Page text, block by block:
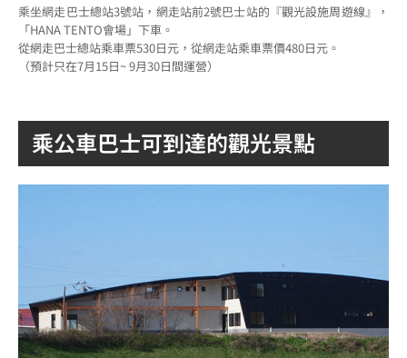
乘坐網走巴士總站3號站，網走站前2號巴士站的『觀光設施周遊線』，
「HANA TENTO會場」下車。
從網走巴士總站乘車票530日元，從網走站乘車票價480日元。
（預計只在7月15日~ 9月30日間運營）
乘公車巴士可到達的觀光景點